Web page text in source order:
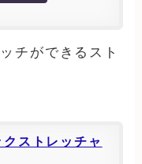
チができるスト
ストレッチャ